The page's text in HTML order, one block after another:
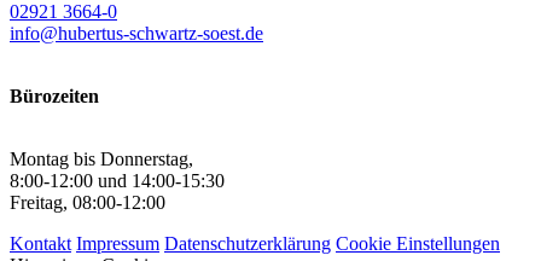
02921 3664-0
info@hubertus-schwartz-soest.de
Bürozeiten
Montag bis Donnerstag,
8:00-12:00 und 14:00-15:30
Freitag, 08:00-12:00
Kontakt Impressum Datenschutzerklärung Cookie Einstellungen